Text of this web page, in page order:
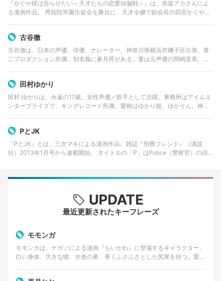
『かぐや様は告らせたい～天才たちの恋愛頭脳戦～』は、赤坂アカさんによ
る漫画作品。 秀知院学園生徒会を舞台に、天才令嬢で副会長の四宮かぐや
古谷徹
古谷徹は、日本の声優、俳優、ナレーター。神奈川県横浜市磯子区出身。青
二プロダクション所属。別名義に蒼月昇がある。妻は元声優の間嶋里美。元
田村ゆかり
田村 ゆかりは、永遠の17歳。女性声優／歌手として活躍。事務所はアイムエ
ンタープライズで、キングレコード所属。愛称はゆかり姫、ゆかりん。神楽
PとJK
『PとJK』とは、三次マキによる漫画作品。雑誌『別冊フレンド』（講談
社）2013年1月号から連載開始。 タイトルの「P」はPolice（警察官）の頭
UPDATE
最近更新されたキーフレーズ
モモンガ
モモンガは、ナガノによる漫画『ちいかわ』に登場するキャラクター。
白い身体、大きな瞳、水色の鼻、青くふさふさとした尻尾を持つ。愛ら